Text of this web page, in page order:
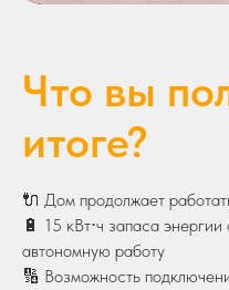
Что вы
итоге?
🔌 Дом продолжает
🔋 15 кВт⋅ч запаса
автономную работу
🔢 Возможность